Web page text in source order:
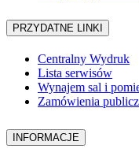
PRZYDATNE LINKI
Centralny Wydruk
Lista serwisów
Wynajem sal i
Zamówienia
INFORMACJE